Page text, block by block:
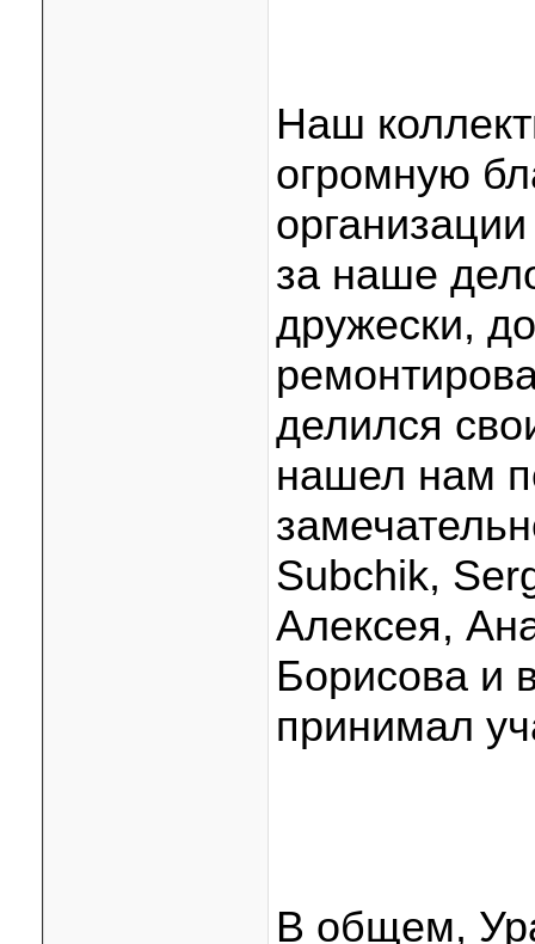
Наш
огромную
за наше
дружески,
делился
нашел нам
Subchik,
Алексея,
Борисова и
принимал
В общем,